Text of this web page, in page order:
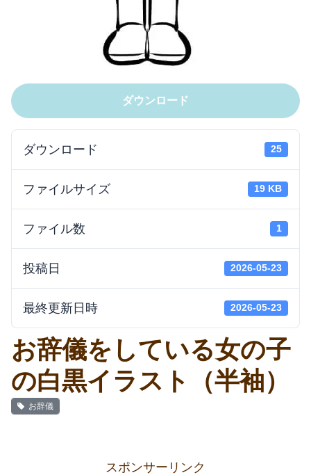
ダウンロード
ダウンロード 25
ファイルサイズ 19 KB
ファイル数 1
投稿日 2026-05-23
最終更新日時 2026-05-23
お辞儀をしている女の子
の白黒イラスト（半袖）
お辞儀
スポンサーリンク